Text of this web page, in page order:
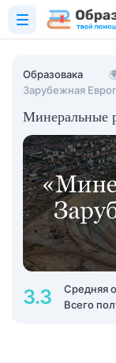
Образовака
Зарубежная
Минеральные
3.3
Средняя
Всего